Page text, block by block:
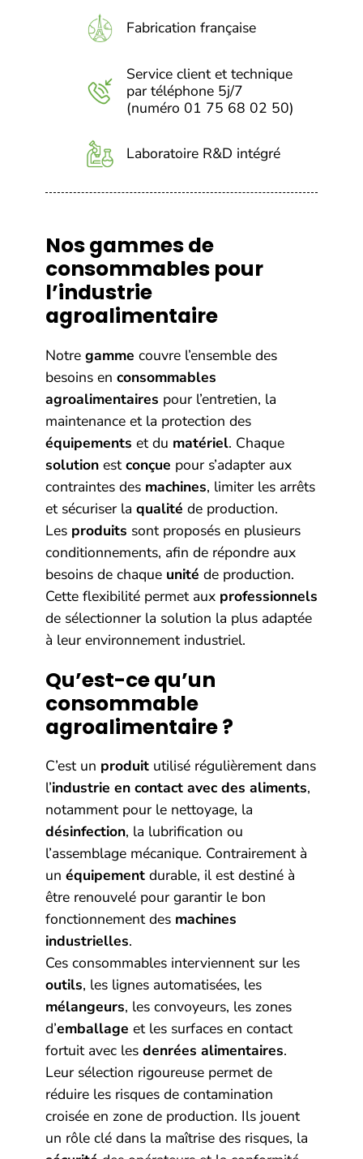
Fabrication française
Service client et technique
par téléphone 5j/7
(numéro 01 75 68 02 50)
Laboratoire R&D intégré
Nos gammes de
consommables pour
l’industrie
agroalimentaire
Notre gamme couvre l’ensemble des
besoins en consommables
agroalimentaires pour l’entretien, la
maintenance et la protection des
équipements et du matériel. Chaque
solution estconçue pour s’adapter aux
contraintes des machines, limiter les arrêts
et sécuriser la qualité de production.
Les produits sont proposés en plusieurs
conditionnements, afin de répondre aux
besoins de chaque unité de production.
Cette flexibilité permet aux professionnels
de sélectionner la solution la plus adaptée
à leur environnement industriel.
Qu’est-ce qu’un
consommable
agroalimentaire ?
C’est un produit utilisé régulièrement dans
l’industrie en contact avec des aliments,
notamment pour le nettoyage, la
désinfection, la lubrification ou
l’assemblage mécanique. Contrairement à
un équipement durable, il est destiné à
être renouvelé pour garantir le bon
fonctionnement des machines
industrielles.
Ces consommables interviennent sur les
outils, les lignes automatisées, les
mélangeurs, les convoyeurs, les zones
d’emballage et les surfaces en contact
fortuit avec les denrées alimentaires.
Leur sélection rigoureuse permet de
réduire les risques de contamination
croisée en zone de production. Ils jouent
un rôle clé dans la maîtrise des risques, la